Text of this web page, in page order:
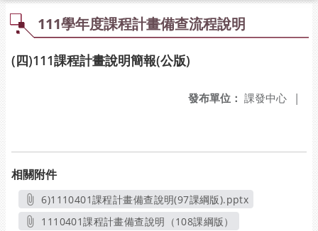
111學年度課程計畫備查流程說明
(四)111課程計畫說明簡報(公版)
發布單位： 課發中心 |
相關附件
6)1110401課程計畫備查說明(97課綱版).pptx
另開新視窗
1110401課程計畫備查說明（108課綱版）